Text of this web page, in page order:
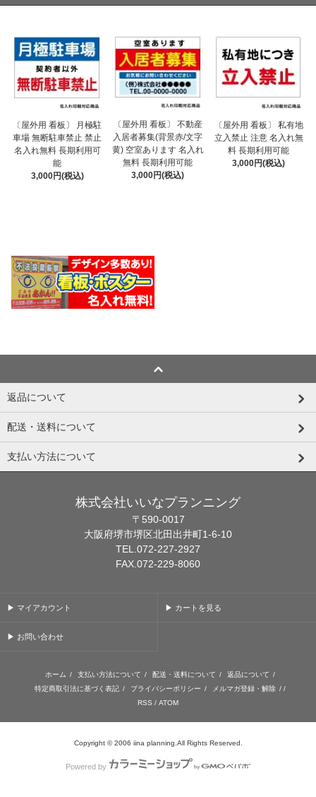
〔屋外用 看板〕 月極駐
車場 無断駐車禁止 禁止
名入れ無料 長期利用可
能
3,000円(税込)
〔屋外用 看板〕 不動産
入居者募集(背景赤/文字
黄) 空室あります 名入れ
無料 長期利用可能
3,000円(税込)
〔屋外用 看板〕 私有地
立入禁止 注意 名入れ無
料 長期利用可能
3,000円(税込)
返品について
配送・送料について
支払い方法について
株式会社いいなプランニング
〒590-0017
大阪府堺市堺区北田出井町1-6-10
TEL.072-227-2927
FAX.072-229-8060
▶ マイアカウント ▶ カートを見る
▶ お問い合わせ
ホーム / 支払い方法について / 配送・送料について / 返品について /
特定商取引法に基づく表記 / プライバシーポリシー / メルマガ登録・解除 / /
RSS / ATOM
Copyright © 2006 iina planning.All Rights Reserved.
Powered by